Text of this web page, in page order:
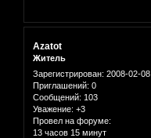
Azatot
Житель
Зарегистрирован: 2008-02-08
Приглашений: 0
Сообщений: 103
Уважение: +3
Провел на форуме:
13 часов 15 минут